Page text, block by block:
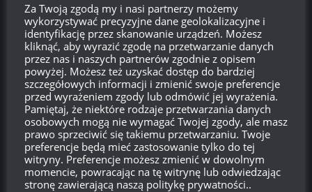
LOGOWANIE
Zarejestruj się
Zaloguj się
Kanał wpisów
Kanał komentarzy
WordPress.org
Za Twoją zgodą my i nasi partnerzy możemy
wykorzystywać precyzyjne dane geolokalizacyjne i
identyfikację przez skanowanie urządzeń. Możesz
kliknąć, aby wyrazić zgodę na przetwarzanie danych
przez nas i naszych partnerów zgodnie z opisem
powyżej. Możesz też uzyskać dostęp do bardziej
szczegółowych informacji i zmienić swoje preferencje
przed wyrażeniem zgody lub odmówić jej wyrażenia.
Pamiętaj, że niektóre rodzaje przetwarzania danych
osobowych mogą nie wymagać Twojej zgody, ale masz
prawo sprzeciwić się takiemu przetwarzaniu. Twoje
preferencje będą mieć zastosowanie tylko do tej
witryny. Preferencje możesz zmienić w dowolnym
momencie, powracając na tę witrynę lub odwiedzając
stronę zawierającą naszą politykę prywatności..